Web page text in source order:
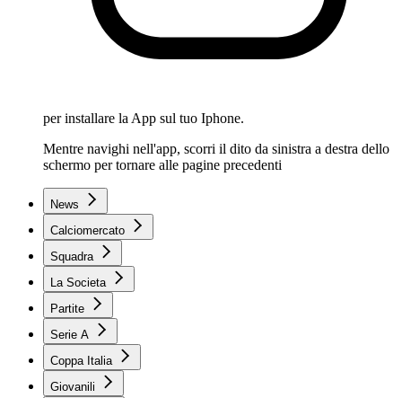
per installare la App sul tuo Iphone.
Mentre navighi nell'app, scorri il dito da sinistra a destra dello
schermo per tornare alle pagine precedenti
News
Calciomercato
Squadra
La Societa
Partite
Serie A
Coppa Italia
Giovanili